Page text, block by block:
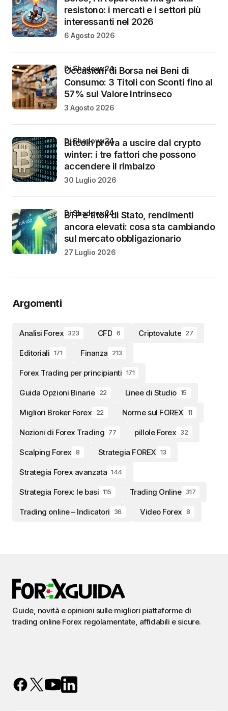
resistono: i mercati e i settori più
interessanti nel 2026
6 Agosto 2026
Occasioni di Borsa nei Beni di
Consumo: 3 Titoli con Sconti fino al
57% sul Valore Intrinseco
di Shadowx24
3 Agosto 2026
Bitcoin prova a uscire dal crypto
winter: i tre fattori che possono
accendere il rimbalzo
di Shadowx24
30 Luglio 2026
BTP e titoli di Stato, rendimenti
ancora elevati: cosa sta cambiando
sul mercato obbligazionario
di Shadowx24
27 Luglio 2026
Argomenti
Analisi Forex 323 CFD 6 Criptovalute 27
Editoriali 171 Finanza 213
Forex Trading per principianti 171
Guida Opzioni Binarie 22 Linee di Studio 15
Migliori Broker Forex 22 Norme sul FOREX 11
Nozioni di Forex Trading 77 pillole Forex 32
Scalping Forex 8 Strategia FOREX 13
Strategia Forex avanzata 144
Strategia Forex: le basi 115 Trading Online 317
Trading online – Indicatori 36 Video Forex 8
Guide, novità e opinioni sulle migliori piattaforme di
trading online Forex regolamentate, affidabili e sicure.